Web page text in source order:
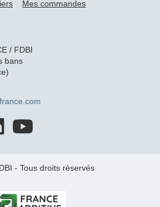
Mes commandes
/ FDBI
bans
- Tous droits réservés